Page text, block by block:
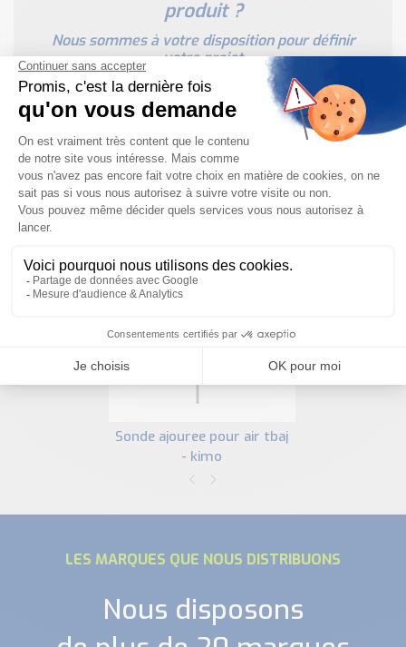
produit ?
Nous sommes à votre disposition pour définir
votre projet
NOUS CONTACTER
PRODUITS SIMILAIRES
sonde ajouree pour air tbaj
- kimo
LES MARQUES QUE NOUS DISTRIBUONS
Nous disposons